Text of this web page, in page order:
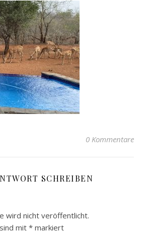
0 Kommentare
SCHREIBEN
wird nicht veröffentlicht.
mit * markiert